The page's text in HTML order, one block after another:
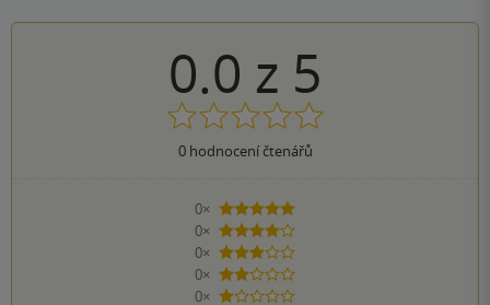
0.0 z 5
0hodnocení čtenářů
0×
5 hvězdiček
0×
4 hvězdičky
0×
3 hvězdičky
0×
2 hvězdičky
0×
1 hvezdička